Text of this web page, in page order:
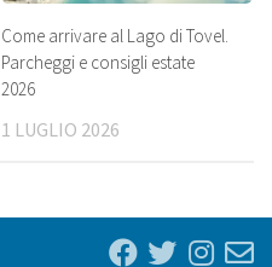
Come arrivare al Lago di Tovel.
Parcheggi e consigli estate
2026
1 LUGLIO 2026